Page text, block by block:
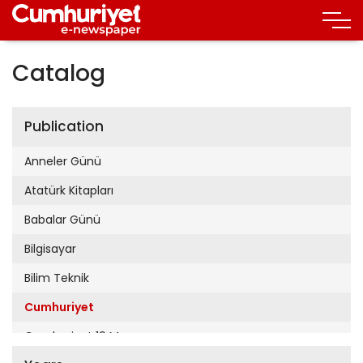
Catalog
Publication
Anneler Günü
Atatürk Kitapları
Babalar Günü
Bilgisayar
Bilim Teknik
Cumhuriyet
Cumhuriyet 19 Mayıs